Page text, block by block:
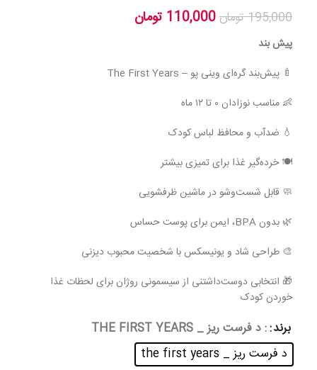
195,000تومان110,000 تومان
پیش بند
🍼 پیش‌بند گره‌ای وینی پو – The First Years
👶 مناسب نوزادان ۰ تا ۱۲ ماه
💧 ضدآب و محافظ لباس کودک
🍽 خرده‌گیر غذا برای تمیزی بیشتر
🧼 قابل شست‌وشو در ماشین ظرفشویی
🌿 بدون BPA، ایمن برای پوست حساس
🎨 طراحی شاد و یونیسکس با شخصیت محبوب دیزنی
🎁 انتخابی دوست‌داشتنی از سیسمونی روژان برای لحظات غذا
خوردن کودک
برند : د فرست ریز _ THE FIRST YEARS
د فرست ریز _ the first years